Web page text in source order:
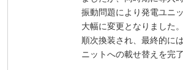
振動問題により発電ユニ
大幅に変更となりました。
順次換装され、最終的に
ニットへの載せ替えを完